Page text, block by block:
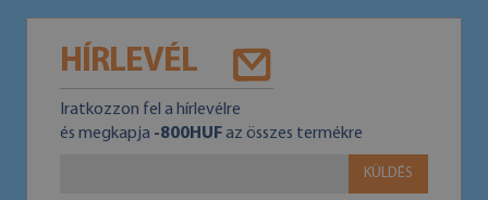
HÍRLEVÉL
Iratkozzon fel a hírlevélre
és megkapja -800HUFaz összes termékre
KÜLDÉS